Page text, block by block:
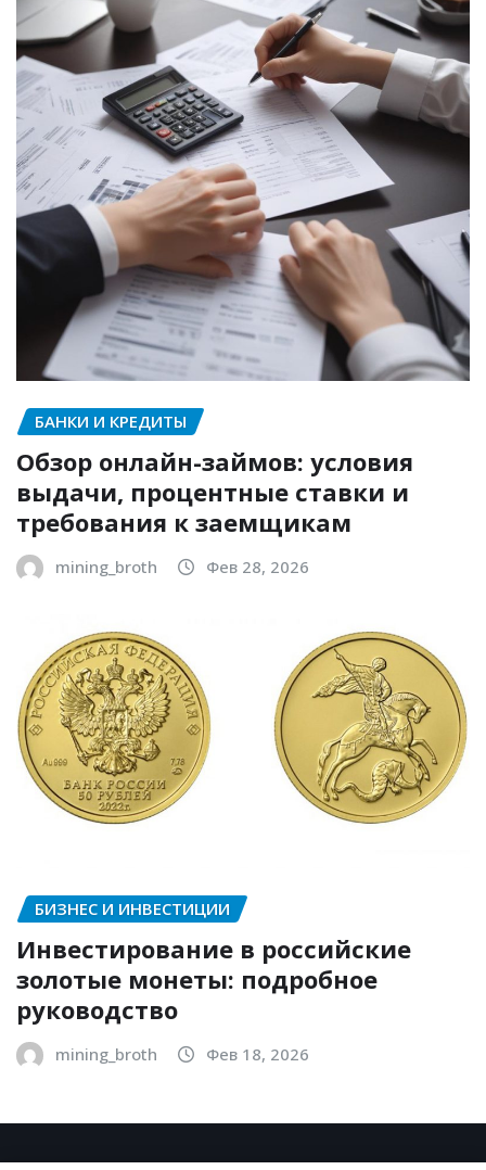
БАНКИ И КРЕДИТЫ
Обзор онлайн-займов: условия
выдачи, процентные ставки и
требования к заемщикам
mining_broth Фев 28, 2026
БИЗНЕС И ИНВЕСТИЦИИ
Инвестирование в российские
золотые монеты: подробное
руководство
mining_broth Фев 18, 2026